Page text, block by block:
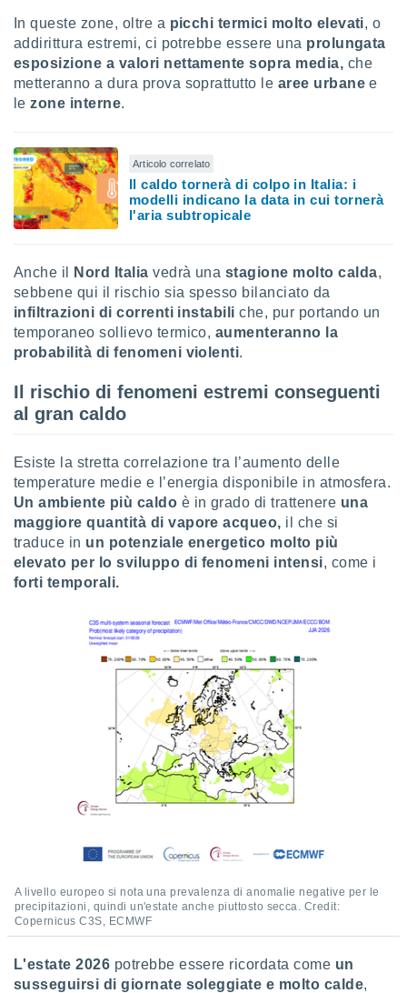
per
profili
degli
dei
o la
e
per la
In queste zone, oltre a picchi termici molto elevati, o
addirittura estremi, ci potrebbe essere una prolungata
esposizione a valori nettamente sopra media, che
metteranno a dura prova soprattutto le aree urbane e
lezone interne.
Articolo correlato
Il caldo tornerà di colpo in Italia: i
modelli indicano la data in cui tornerà
l'aria subtropicale
Anche il Nord Italia vedrà una stagione molto calda,
sebbene qui il rischio sia spesso bilanciato da
infiltrazioni di correnti instabili che, pur portando un
temporaneo sollievo termico, aumenteranno la
probabilità di fenomeni violenti.
Il rischio di fenomeni estremi conseguenti
al gran caldo
Esiste la stretta correlazione tra l’aumento delle
temperature medie e l’energia disponibile in atmosfera.
Un ambiente più caldo è in grado di trattenere una
maggiore quantità di vapore acqueo, il che si
traduce in un potenziale energetico molto più
elevato per lo sviluppo di fenomeni intensi, come i
forti temporali.
A livello europeo si nota una prevalenza di anomalie negative per le
precipitazioni, quindi un'estate anche piuttosto secca. Credit:
Copernicus C3S, ECMWF
L'estate 2026 potrebbe essere ricordata come un
susseguirsi di giornate soleggiate e molto calde,